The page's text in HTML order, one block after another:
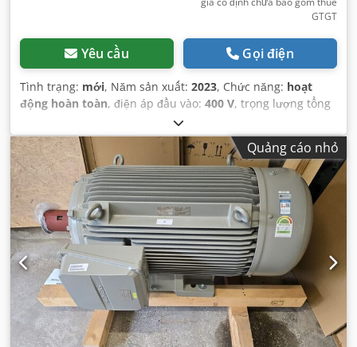
GTGT
Yêu cầu Gọi điện
Tình trạng: mới, Năm sản xuất: 2023, Chức năng: hoạt
động hoàn toàn, điện áp đầu vào: 400 V, trọng lượng tổng
Quảng cáo nhỏ